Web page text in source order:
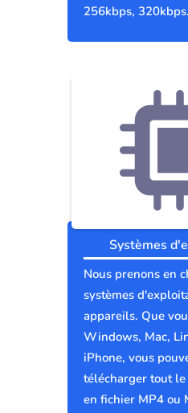
256kbps, 320kbps.
Systèmes
Nous prenons en
systèmes
appareils. Que
Windows, Mac,
iPhone, vous
télécharger tout le
en fichier MP4 ou